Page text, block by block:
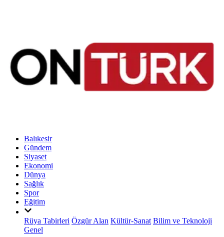
Balıkesir
Gündem
Siyaset
Ekonomi
Dünya
Sağlık
Spor
Eğitim
Rüya Tabirleri Özgür Alan Kültür-Sanat Bilim ve Teknoloji
Genel